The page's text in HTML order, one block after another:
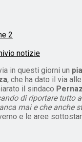
2
notizie
in questi giorni un
, che ha dato il via
il sindaco
di riportare tutto
mai e che anche
e le aree